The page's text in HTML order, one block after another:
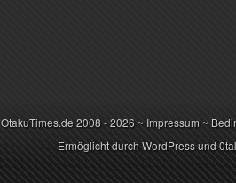
OtakuTimes.de2008 - 2026 ~ Impressum ~
Ermöglicht durchWordPressund